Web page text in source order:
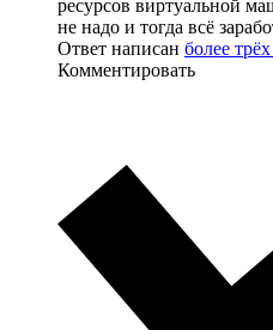
ресурсов виртуальной
не надо и тогда всё
Ответ написан более
Комментировать